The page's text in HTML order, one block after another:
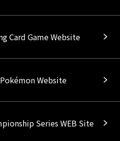
Card Game Website
Website
Series WEB Site